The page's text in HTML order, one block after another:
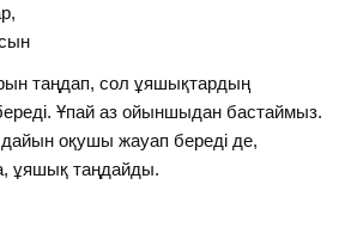
таңдап, сол ұяшықтардың
Ұпай аз ойыншыдан бастаймыз.
оқушы жауап береді де,
ұяшық таңдайды.